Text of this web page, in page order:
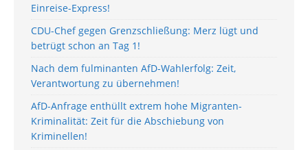
Einreise-Express!
CDU-Chef gegen Grenzschließung: Merz lügt und
betrügt schon an Tag 1!
Nach dem fulminanten AfD-Wahlerfolg: Zeit,
Verantwortung zu übernehmen!
AfD-Anfrage enthüllt extrem hohe Migranten-
Kriminalität: Zeit für die Abschiebung von
Kriminellen!